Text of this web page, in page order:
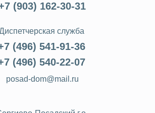
(903) 162-30-31
(496) 541-91-36
(496) 540-22-07
служба
posad-dom@mail.ru